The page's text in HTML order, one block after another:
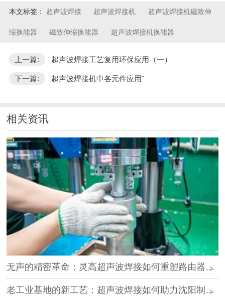
本文标签： 超声波焊接 超声波焊接机 超声波焊接机磁致伸
缩换能器 磁致伸缩换能器 超声波焊接机换能器
上一篇: 超声波焊接工艺复用环保应用（一）
下一篇: 超声波焊接机中各元件应用"
相关资讯
无声的精密革命：灵高超声波焊接如何重塑路由器外壳制造？
老工业基地的新工艺：超声波焊接如何助力沈阳制造转型？